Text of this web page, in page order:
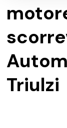
Triulzi